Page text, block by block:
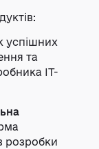
успішних
та
IT-
розробки